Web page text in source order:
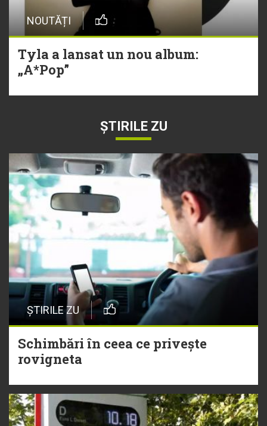
NOUTĂȚI
Tyla a lansat un nou album:
„A*Pop”
ȘTIRILE ZU
ȘTIRILE ZU
Schimbări în ceea ce privește
rovigneta